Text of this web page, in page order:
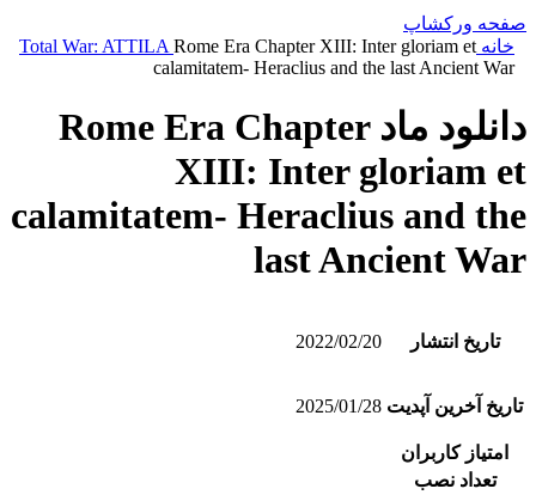
صفحه ورکشاپ
خانه
Total War: ATTILA Rome Era Chapter XIII: Inter gloriam et
calamitatem- Heraclius and the last Ancient War
دانلود ماد Rome Era Chapter
XIII: Inter gloriam et
calamitatem- Heraclius and the
last Ancient War
تاریخ انتشار 2022/02/20
تاریخ آخرین آپدیت 2025/01/28
امتیاز کاربران
تعداد نصب